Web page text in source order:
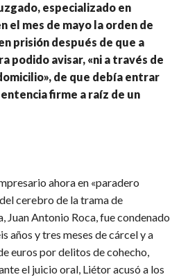
especializado en
el mes de mayo la orden de
prisión después de que a
podido avisar, «ni a través de
de que debía entrar
firme a raíz de un
ahora en «paradero
cerebro de la trama de
Antonio Roca, fue condenado
años y tres meses de cárcel y a
euros por delitos de cohecho,
el juicio oral, Liétor acusó a los